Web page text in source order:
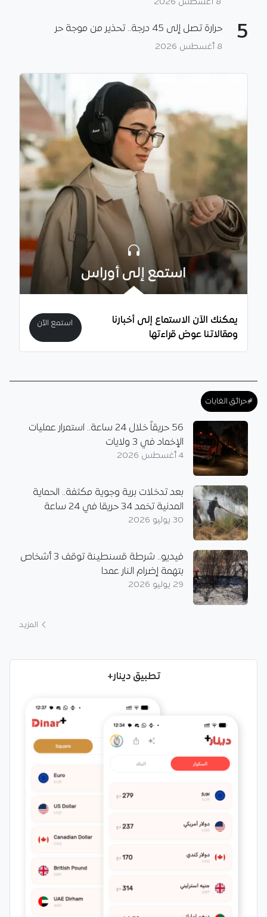
8 أغسطس 2026
5 حرارة تصل إلى 45 درجة.. تحذير من موجة حر
8 أغسطس 2026
استمع إلى أوراس
يمكنك الآن الاستماع إلى أخبارنا
ومقالاتنا عوض قراءتها
استمع الآن
#حرائق الغابات
56 حريقاً خلال 24 ساعة.. استمرار عمليات
الإخماد في 3 ولايات
4 أغسطس 2026
بعد تدخلات برية وجوية مكثفة.. الحماية
المدنية تخمد 34 حريقا في 24 ساعة
30 يوليو 2026
فيديو.. شرطة قسنطينة توقف 3 أشخاص
بتهمة إضرام النار عمدا
29 يوليو 2026
المزيد
تطبيق دينار+